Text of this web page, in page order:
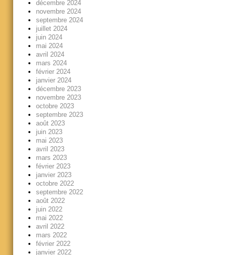
décembre 2024
novembre 2024
septembre 2024
juillet 2024
juin 2024
mai 2024
avril 2024
mars 2024
février 2024
janvier 2024
décembre 2023
novembre 2023
octobre 2023
septembre 2023
août 2023
juin 2023
mai 2023
avril 2023
mars 2023
février 2023
janvier 2023
octobre 2022
septembre 2022
août 2022
juin 2022
mai 2022
avril 2022
mars 2022
février 2022
janvier 2022